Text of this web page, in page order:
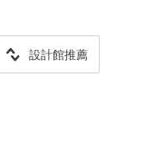
設計館推薦